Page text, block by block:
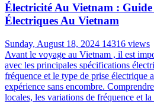
Électricité Au Vietnam :
Électriques Au Vietnam
Sunday, August 18, 2024 14316 views
Avant le voyage au Vietnam , il est
avec les principales spécifications
fréquence et le type de prise électrique
expérience sans encombre.
locales, les variations de fréquence et la